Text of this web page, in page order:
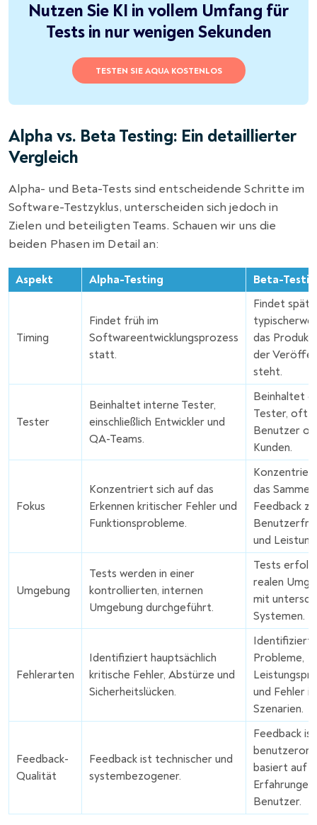
Nutzen Sie KI in vollem Umfang für
Tests in nur wenigen Sekunden
TESTEN SIE AQUA KOSTENLOS
Alpha vs. Beta Testing: Ein detaillierter
Vergleich
Alpha- und Beta-Tests sind entscheidende Schritte im
Software-Testzyklus, unterscheiden sich jedoch in
Zielen und beteiligten Teams. Schauen wir uns die
beiden Phasen im Detail an:
Aspekt Alpha-Testing Beta-
Timing
Findet früh im
Softwareentwicklungsprozess
statt.
Findet
das Produkt
der
steht.
Tester
Beinhaltet interne Tester,
einschließlich Entwickler und
QA-Teams.
Beinhaltet
Tester, oft
Benutzer
Kunden.
Fokus
Konzentriert sich auf das
Erkennen kritischer Fehler und
Funktionsprobleme.
das
Feedback
und
Umgebung
Tests werden in einer
kontrollierten, internen
Umgebung durchgeführt.
Tests
realen
mit
Systemen.
Fehlerarten
Identifiziert hauptsächlich
kritische Fehler, Abstürze und
Sicherheitslücken.
Identifiziert
Probleme,
und Fehler
Szenarien.
Feedback-
Qualität
Feedback ist technischer und
systembezogener.
Feedback ist
basiert auf
Benutzer.